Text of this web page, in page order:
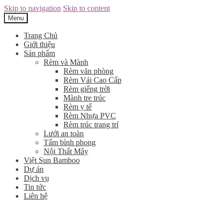
Skip to navigation Skip to content
Menu
Trang Chủ
Giới thiệu
Sản phẩm
Rèm và Mành
Rèm văn phòng
Rèm Vải Cao Cấp
Rèm giếng trời
Mành tre trúc
Rèm y tế
Rèm Nhựa PVC
Rèm trúc trang trí
Lưới an toàn
Tấm bình phong
Nội Thất Mây
Việt Sun Bamboo
Dự án
Dịch vụ
Tin tức
Liên hệ